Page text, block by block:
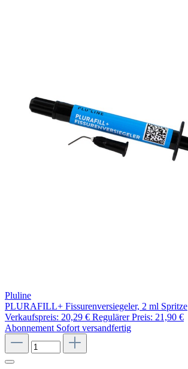
Pluline
PLURAFILL+ Fissurenversiegeler, 2 ml Spritze
Verkaufspreis: 20,29 € Regulärer Preis: 21,90 €
Abonnement Sofort versandfertig